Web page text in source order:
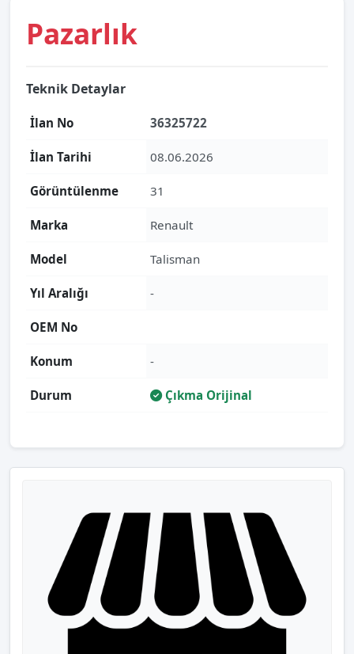
Pazarlık
Teknik Detaylar
İlan No 36325722
İlan Tarihi 08.06.2026
Görüntülenme 31
Marka Renault
Model Talisman
Yıl Aralığı -
OEM No
Konum -
Durum Çıkma Orijinal